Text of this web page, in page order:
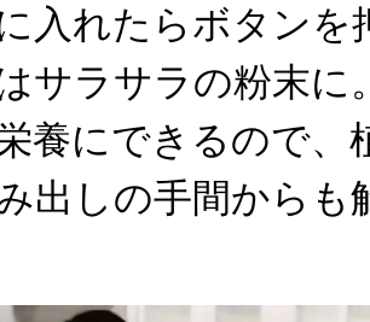
入れたらボタンを
サラサラの粉末に
養にできるので、
出しの手間からも